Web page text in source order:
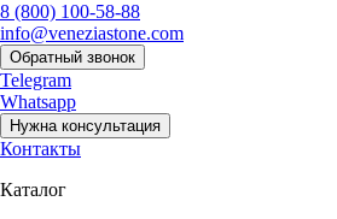
8 (800) 100-58-88
info@veneziastone.com
Обратный звонок
Telegram
Whatsapp
Нужна консультация
Контакты
Каталог